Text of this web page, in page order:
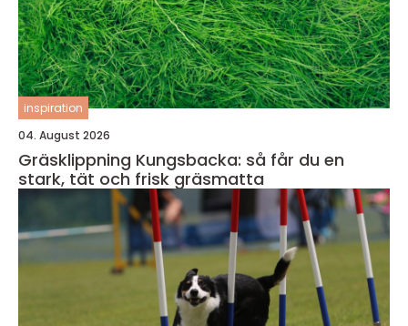
inspiration
04. August 2026
Gräsklippning Kungsbacka: så får du en
stark, tät och frisk gräsmatta